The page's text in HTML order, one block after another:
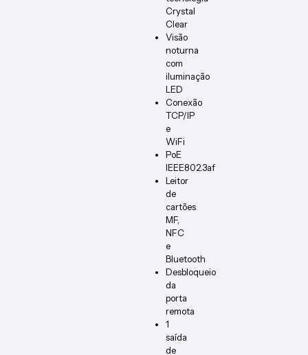
Crystal
Clear
Visão
noturna
com
iluminação
LED
Conexão
TCP/IP
e
WiFi
PoE
IEEE802.3af
Leitor
de
cartões
MF,
NFC
e
Bluetooth
Desbloqueio
da
porta
remota
1
saída
de